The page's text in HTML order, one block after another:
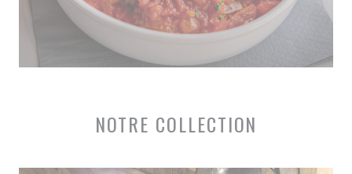
NOTRE COLLECTION